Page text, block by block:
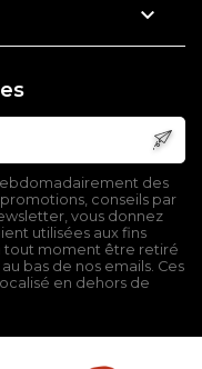

des
conseils par
vous donnez
utilisées aux fins
tout moment être retiré
bas de nos emails. Ces
en dehors de